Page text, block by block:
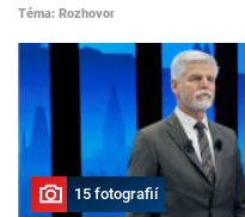
Téma: Rozhovor
15 fotografií